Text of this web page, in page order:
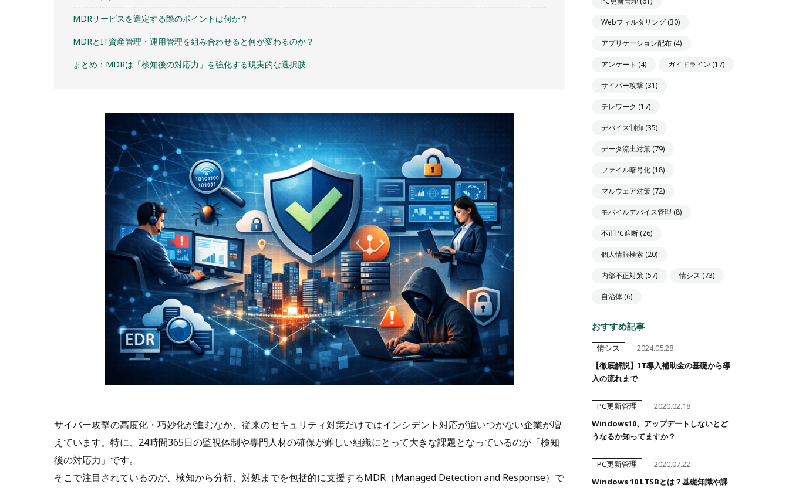
MDRサービスを選定する際のポイントは何か？
MDRとIT資産管理・運用管理を組み合わせると何が変わるのか？
まとめ：MDRは「検知後の対応力」を強化する現実的な選択肢
サイバー攻撃の高度化・巧妙化が進むなか、従来のセキュリティ対策だけではインシデント対応が追いつかない企業が増
えています。特に、24時間365日の監視体制や専門人材の確保が難しい組織にとって大きな課題となっているのが「検知
後の対応力」です。
そこで注目されているのが、検知から分析、対処までを包括的に支援するMDR（Managed Detection and Response）で
Webフィルタリング (30)
アプリケーション配布 (4)
アンケート (4) ガイドライン (17)
サイバー攻撃 (31)
テレワーク (17)
デバイス制御 (35)
データ流出対策 (79)
ファイル暗号化 (18)
マルウェア対策 (72)
モバイルデバイス管理 (8)
不正PC遮断 (26)
個人情報検索 (20)
内部不正対策 (57) 情シス (73)
自治体 (6)
おすすめ記事
情シス 2024.05.28
【徹底解説】IT導入補助金の基礎から導
入の流れまで
PC更新管理 2020.02.18
Windows10、アップデートしないとど
うなるか知ってますか？
PC更新管理 2020.07.22
Windows 10 LTSBとは？基礎知識や課